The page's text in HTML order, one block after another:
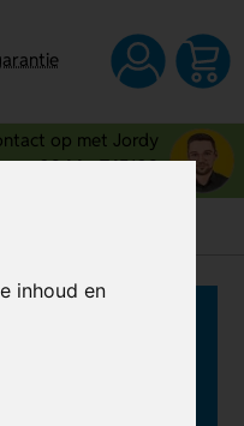
inhoud en
op met Jordy
0344 - 745109